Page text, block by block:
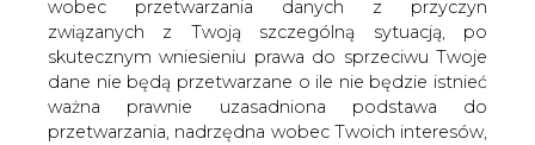
wobec przetwarzania danych z przyczyn
związanych z Twoją szczególną sytuacją, po
skutecznym wniesieniu prawa do sprzeciwu Twoje
dane nie będą przetwarzane o ile nie będzie istnieć
ważna prawnie uzasadniona podstawa do
przetwarzania, nadrzędna wobec Twoich interesów,